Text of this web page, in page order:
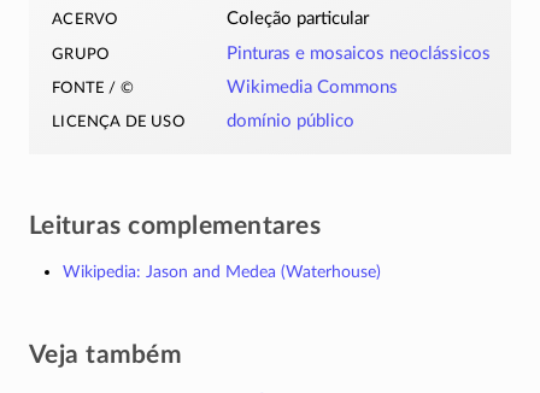
acervo Coleção particular
grupo Pinturas e mosaicos neoclássicos
fonte / © Wikimedia Commons
licença de uso domínio público
Leituras complementares
Wikipedia: Jason and Medea (Waterhouse)
Veja também